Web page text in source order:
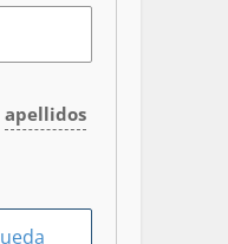
apellidos